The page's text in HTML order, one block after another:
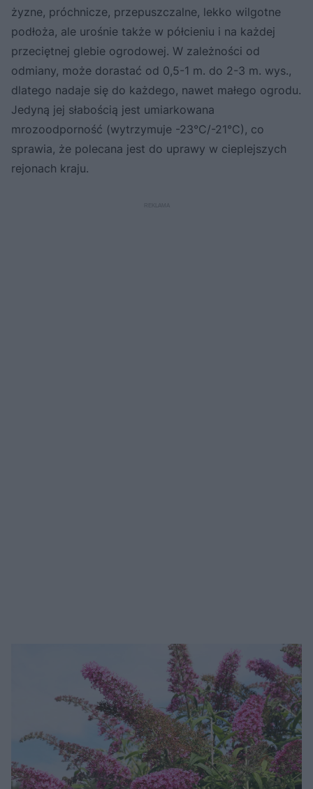
żyzne, próchnicze, przepuszczalne, lekko wilgotne
podłoża, ale urośnie także w półcieniu i na każdej
przeciętnej glebie ogrodowej. W zależności od
odmiany, może dorastać od 0,5-1 m. do 2-3 m. wys.,
dlatego nadaje się do każdego, nawet małego ogrodu.
Jedyną jej słabością jest umiarkowana
mrozoodporność (wytrzymuje -23°C/-21°C), co
sprawia, że polecana jest do uprawy w cieplejszych
rejonach kraju.